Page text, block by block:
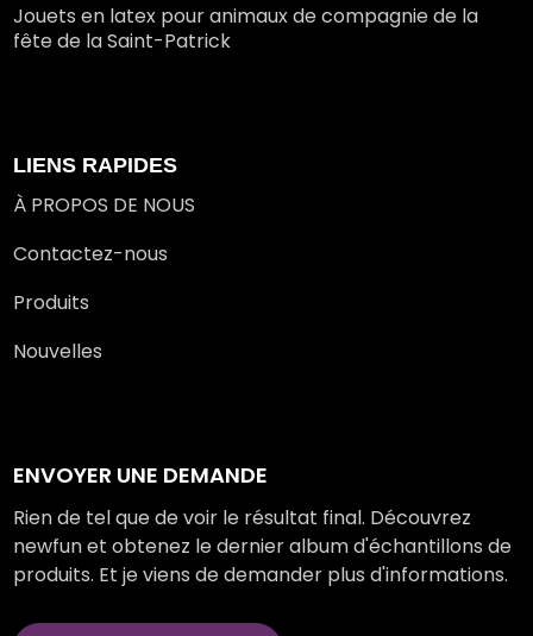
Jouets en latex pour animaux de compagnie de la
fête de la Saint-Patrick
LIENS RAPIDES
À PROPOS DE NOUS
Contactez-nous
Produits
Nouvelles
ENVOYER UNE DEMANDE
Rien de tel que de voir le résultat final. Découvrez
newfun et obtenez le dernier album d'échantillons de
produits. Et je viens de demander plus d'informations.